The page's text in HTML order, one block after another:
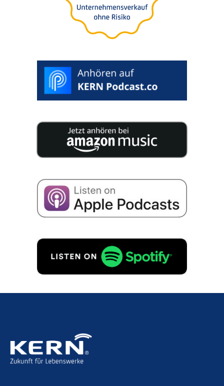
geballtes Wissen für Ihre Unternehmensnachfolge.
gemäßDatenschutzerklärungzu.
GRATIS ANFORDERN!